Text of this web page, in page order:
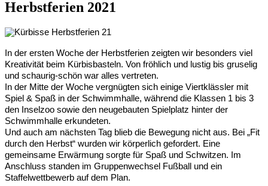
Herbstferien 2021
In der ersten Woche der Herbstferien zeigten wir besonders viel
Kreativität beim Kürbisbasteln. Von fröhlich und lustig bis gruselig
und schaurig-schön war alles vertreten.
In der Mitte der Woche vergnügten sich einige Viertklässler mit
Spiel & Spaß in der Schwimmhalle, während die Klassen 1 bis 3
den Inselzoo sowie den neugebauten Spielplatz hinter der
Schwimmhalle erkundeten.
Und auch am nächsten Tag blieb die Bewegung nicht aus. Bei „Fit
durch den Herbst“ wurden wir körperlich gefordert. Eine
gemeinsame Erwärmung sorgte für Spaß und Schwitzen. Im
Anschluss standen im Gruppenwechsel Fußball und ein
Staffelwettbewerb auf dem Plan.